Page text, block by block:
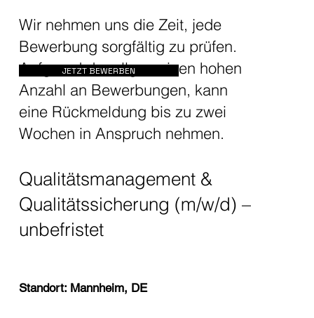
Wir nehmen uns die Zeit, jede
Bewerbung sorgfältig zu prüfen.
Aufgrund der allgemeinen hohen
Anzahl an Bewerbungen, kann
eine Rückmeldung bis zu zwei
Wochen in Anspruch nehmen.
JETZT BEWERBEN
Qualitätsmanagement &
Qualitätssicherung (m/w/d) –
unbefristet
Standort: Mannheim, DE